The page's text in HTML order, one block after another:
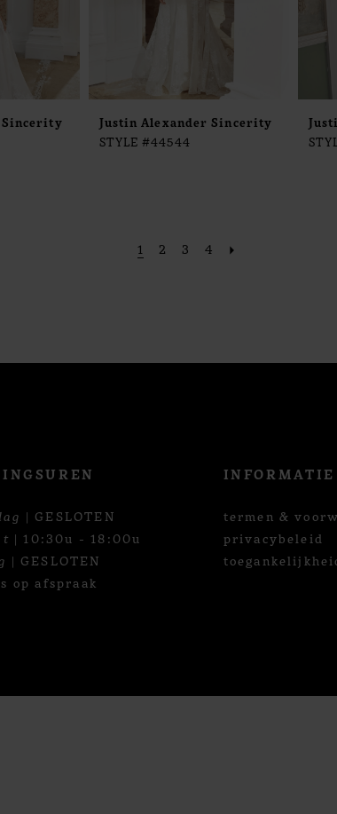
Sincerity
Justin Alexander Sincerity
STYLE #44544
1 2 3 4
| GESLOTEN
| 10:30u - 18:00u
| GESLOTEN
op afspraak
INFORMATIE
termen &
privacybeleid